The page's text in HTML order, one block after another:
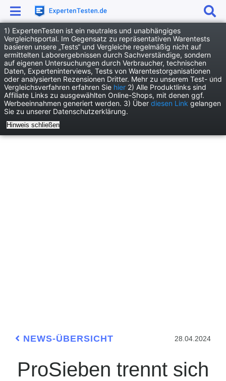
1) ExpertenTesten ist ein neutrales und unabhängiges
Vergleichsportal. Im Gegensatz zu repräsentativen Warentests
basieren unsere „Tests“ und Vergleiche regelmäßig nicht auf
ermittelten Laborergebnissen durch Sachverständige, sondern
auf eigenen Untersuchungen durch Verbraucher, technischen
Daten, Experteninterviews, Tests von Warentestorganisationen
oder analysierten Rezensionen Dritter. Mehr zu unserem Test- und
Vergleichsverfahren erfahren Sie hier 2) Alle Produktlinks sind
Affiliate Links zu ausgewählten Online-Shops, mit denen ggf.
Werbeeinnahmen generiert werden. 3) Über diesen Link gelangen
Sie zu unserer Datenschutzerklärung.
Hinweis schließen
News
Film und Kino News
ProSieben trennt sich von Elton: Ein unwürdiger Abgang
NEWS-ÜBERSICHT 28.04.2024
ProSieben trennt sich